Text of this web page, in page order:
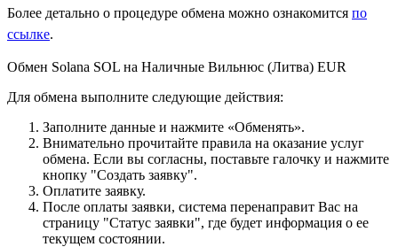
Более детально о процедуре обмена можно ознакомится по
ссылке.
Обмен Solana SOL на Наличные Вильнюс (Литва) EUR
Для обмена выполните следующие действия:
Заполните данные и нажмите «Обменять».
Внимательно прочитайте правила на оказание услуг
обмена. Если вы согласны, поставьте галочку и нажмите
кнопку "Создать заявку".
Оплатите заявку.
После оплаты заявки, система перенаправит Вас на
страницу "Статус заявки", где будет информация о ее
текущем состоянии.